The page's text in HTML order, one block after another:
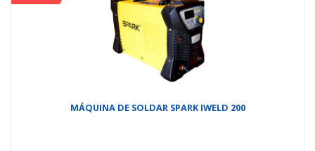
MÁQUINA DE SOLDAR SPARK IWELD 200